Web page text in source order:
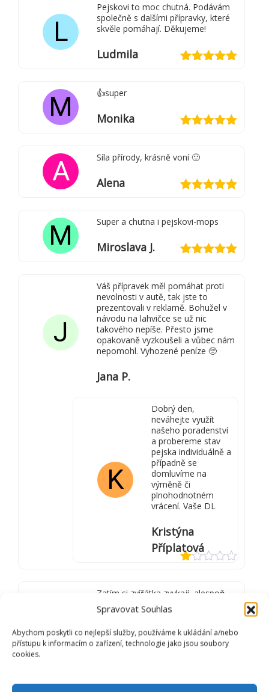
Spravovat Souhlas
Abychom poskytli co nejlepší služby, používáme k ukládání a/nebo
přístupu k informacím o zařízení, technologie jako jsou soubory
cookies.
L
Pejskovi to moc chutná. Podávám
společně s dalšími přípravky, které
skvěle pomáhají. Děkujeme!
Ludmila
M 👍super
Monika
A Síla přírody, krásně voní 🙂
Alena
M Super a chutna i pejskovi-mops
Miroslava J.
J
Váš přípravek měl pomáhat proti
nevolnosti v autě, tak jste to
prezentovali v reklamě. Bohužel v
návodu na lahvičce se už nic
takového nepíše. Přesto jsme
opakovaně vyzkoušeli a vůbec nám
nepomohl. Vyhozené peníze 🥺
z
Jana P.
K
Dobrý den,
neváhejte využít
našeho poradenství
a probereme stav
pejska individuálně a
případně se
domluvíme na
výměně či
plnohodnotném
vrácení. Vaše DL
Kristýna
Příplatová
Zatím si zvířátka zvykají, alespoň
voní.
Hodnocení
Dana Rejhová
M